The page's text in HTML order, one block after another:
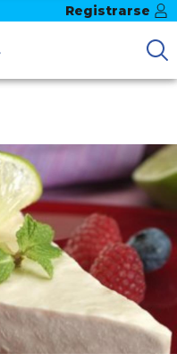
Registrarse